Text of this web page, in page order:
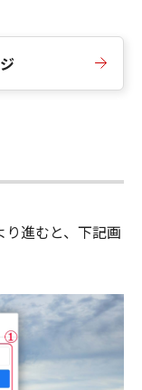
り進むと、下記画